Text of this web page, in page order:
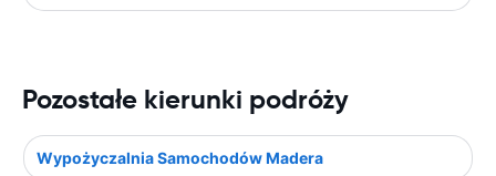
Pozostałe kierunki podróży
Wypożyczalnia Samochodów Madera